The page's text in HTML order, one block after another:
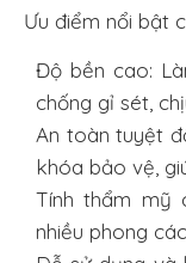
Ưu điểm nổi bật
Độ bền cao:
chống gỉ sét,
An toàn tuyệt
khóa bảo vệ,
Tính thẩm mỹ
nhiều phong